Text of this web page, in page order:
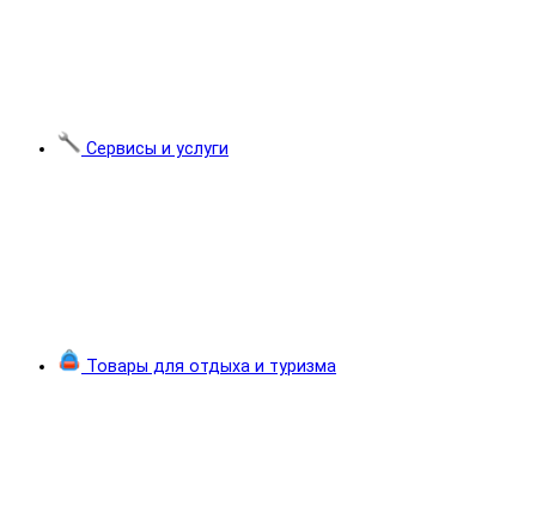
Сервисы и услуги
Товары для отдыха и туризма